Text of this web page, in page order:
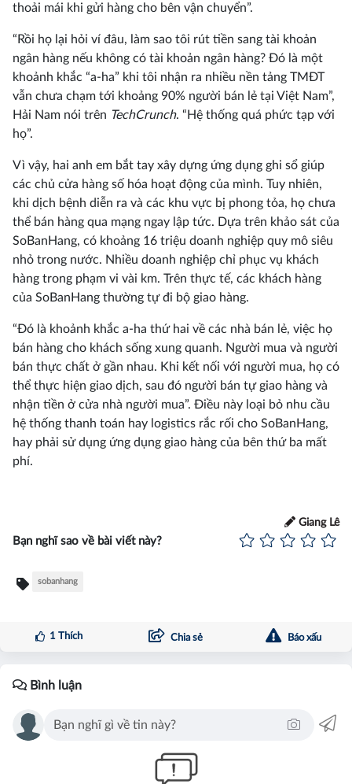
thoải mái khi gửi hàng cho bên vận chuyển”.
“Rồi họ lại hỏi ví đâu, làm sao tôi rút tiền sang tài khoản
ngân hàng nếu không có tài khoản ngân hàng? Đó là một
khoảnh khắc “a-ha” khi tôi nhận ra nhiều nền tảng TMĐT
vẫn chưa chạm tới khoảng 90% người bán lẻ tại Việt Nam”,
Hải Nam nói trên TechCrunch. “Hệ thống quá phức tạp với
họ”.
Vì vậy, hai anh em bắt tay xây dựng ứng dụng ghi sổ giúp
các chủ cửa hàng số hóa hoạt động của mình. Tuy nhiên,
khi dịch bệnh diễn ra và các khu vực bị phong tỏa, họ chưa
thể bán hàng qua mạng ngay lập tức. Dựa trên khảo sát của
SoBanHang, có khoảng 16 triệu doanh nghiệp quy mô siêu
nhỏ trong nước. Nhiều doanh nghiệp chỉ phục vụ khách
hàng trong phạm vi vài km. Trên thực tế, các khách hàng
của SoBanHang thường tự đi bộ giao hàng.
“Đó là khoảnh khắc a-ha thứ hai về các nhà bán lẻ, việc họ
bán hàng cho khách sống xung quanh. Người mua và người
bán thực chất ở gần nhau. Khi kết nối với người mua, họ có
thể thực hiện giao dịch, sau đó người bán tự giao hàng và
nhận tiền ở cửa nhà người mua”. Điều này loại bỏ nhu cầu
hệ thống thanh toán hay logistics rắc rối cho SoBanHang,
hay phải sử dụng ứng dụng giao hàng của bên thứ ba mất
phí.
Giang Lê
Bạn nghĩ sao về bài viết này?
sobanhang
1Thích Chia sẻ Báo xấu
Bình luận